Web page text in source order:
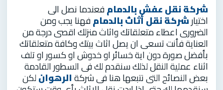
شركة نقل عفش بالدمامفعندما نصل الى
اختيارشركة نقل أثاث بالدمامفهنا يجب ومن
الضرورى اعطاء متعلقاتك واثاث منزلك اقصى درجة من
العناية فأنت تسعى ان يصل اثاث بيتك وكافة متعلقاتك
بأفضل صورة دون اية خسائر او خدوش او كسور او تلف
اثناء عملية النقل لذلك سنقدم لك فى السطور القادمة
بعض النصائح التى نتبعها هنا فى شركةالرهوانلكن